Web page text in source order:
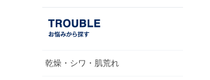
乾燥・シワ・肌荒れ